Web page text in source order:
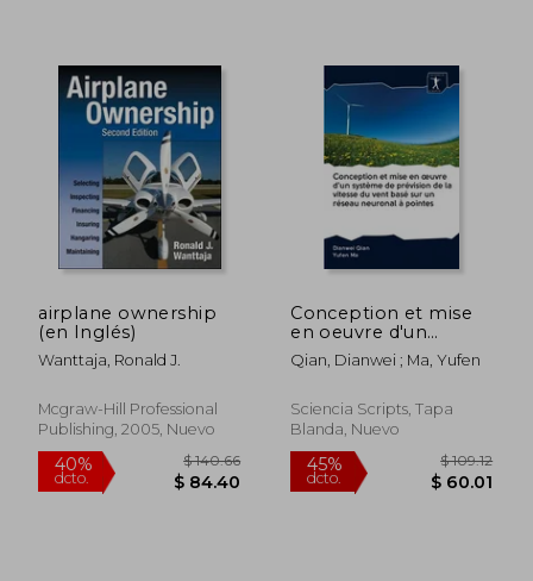
airplane ownership
(en Inglés)
Wanttaja, Ronald J.
Mcgraw-Hill Professional
Publishing, 2005, Nuevo
Conception et mise
en oeuvre d'un
système de prévision
de la vitesse du vent
neuronal à pointes
(en Francés)
Qian, Dianwei ; Ma, Yufen
Sciencia Scripts, Tapa
Blanda, Nuevo